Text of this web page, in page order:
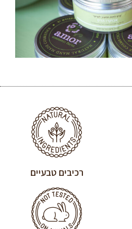
רכיבים טבעיים